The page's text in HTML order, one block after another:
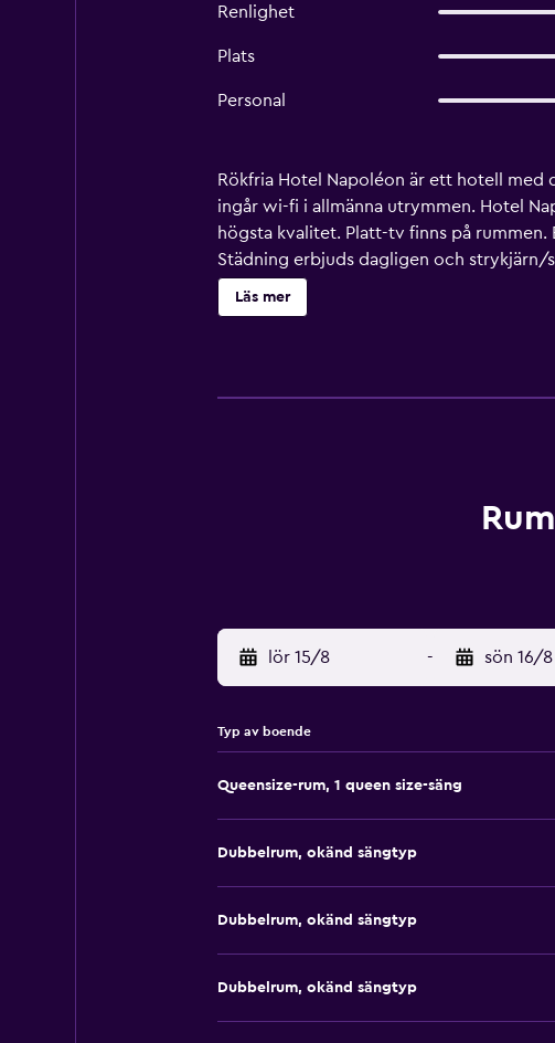
Renlighet
Plats
Personal
Rökfria Hotel Napoléon är ett hotell
ingår wi-fi i allmänna utrymmen. Hotel
högsta kvalitet. Platt-tv finns på
Städning erbjuds dagligen och strykjärn/
närheten. Avgifter kan tillkomma.
Läs mer
lör 15/8 - sön 16/8
Typ av boende
Queensize-rum, 1 queen size-säng
Dubbelrum, okänd sängtyp
Dubbelrum, okänd sängtyp
Dubbelrum, okänd sängtyp